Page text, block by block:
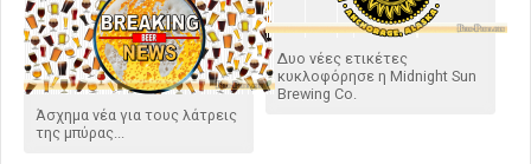
Άσχημα νέα για τους λάτρεις
της μπύρας...
Δυο νέες ετικέτες
κυκλοφόρησε η Midnight Sun
Brewing Co.